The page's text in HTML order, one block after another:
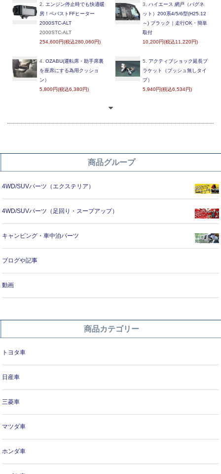
2.
エンジン停止時でも快適暖
房！ベバストFFヒーター
2000STC-ALT
2000STC-ALT
254,600円(税込280,060円)
3.
ハイエース 網戸（バグネ
ット）200系4/5/6型(H25.12
～) ブラック｜走行OK・簡単
取付
10,200円(税込11,220円)
4. OZABU(運転席・助手席裏
を座席にする為用クッショ
ン）
5,800円(税込6,380円)
5.
アクティブショック延長ブ
ラケット（ブッシュ無しタイ
プ）
5,940円(税込6,534円)
商品グループ
4WD/SUVパーツ（エクステリア）
4WD/SUVパーツ（足回り・スープアップ）
キャンピング・車中泊パーツ
ブログや記事
動画
商品カテゴリー
トヨタ車
日産車
三菱車
マツダ車
ホンダ車